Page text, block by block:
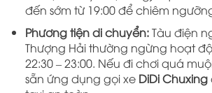
đến sớm từ 19:00 để chiêm
Phương tiện di chuyển:Tàu điện
Thượng Hải thường ngừng hoạt
22:30 – 23:00. Nếu đi chơi quá
sẵn ứng dụng gọi xe DiDi Chuxing